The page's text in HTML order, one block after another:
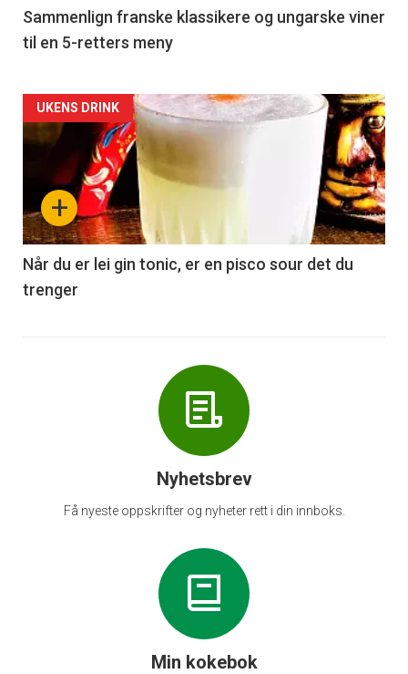
5
Sammenlign franske klassikere og ungarske viner
til en 5-retters meny
Forsiden
akkurat
nå
-
6
+
UKENS DRINK
Når du er lei gin tonic, er en pisco sour det du
trenger
Nyhetsbrev
Få nyeste oppskrifter og nyheter rett i din innboks.
Min kokebok